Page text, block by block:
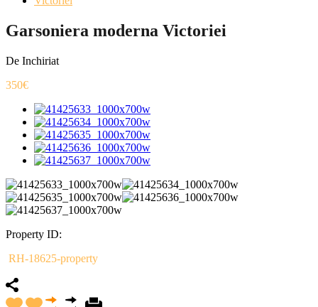
Garsoniera moderna Victoriei
De Inchiriat
350€
Property ID:
RH-18625-property